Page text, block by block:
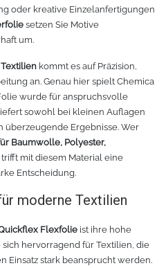
oder kreative Einzelanfertigungen
setzen Sie Motive
um.
kommt es auf Präzision,
an. Genau hier spielt Chemica
wurde für anspruchsvolle
sowohl bei kleinen Auflagen
überzeugende Ergebnisse. Wer
Baumwolle, Polyester,
trifft mit diesem Material eine
Entscheidung.
moderne Textilien
Flexfolie ist ihre hohe
hervorragend für Textilien, die
Einsatz stark beansprucht werden.